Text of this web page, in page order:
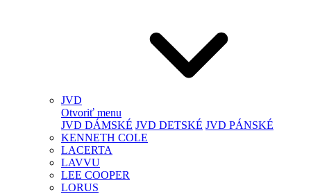
JVD
Otvoriť menu
JVD DÁMSKÉ JVD DETSKÉ JVD PÁNSKÉ
KENNETH COLE
LACERTA
LAVVU
LEE COOPER
LORUS